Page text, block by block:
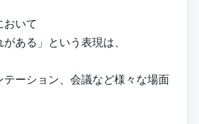
おいて
がある」という表現は、
ーション、会議など様々な場面